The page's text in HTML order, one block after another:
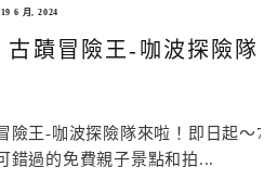
19 6 月, 2024
古蹟冒險王-咖波探險隊
險王-咖波探險隊來啦！即日起～
錯過的免費親子景點和拍...